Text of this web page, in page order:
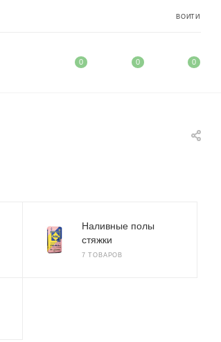
ВОЙТИ
0 0 0
Наливные полы
стяжки
7 ТОВАРОВ